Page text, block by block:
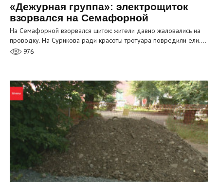
«Дежурная группа»: электрощиток
взорвался на Семафорной
На Семафорной взорвался щиток: жители давно жаловались на
проводку. На Сурикова ради красоты тротуара повредили ели.…
976